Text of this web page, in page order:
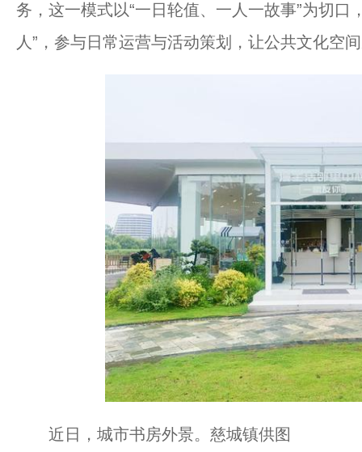
务，这一模式以“一日轮值、一人一故事”为切口
人”，参与日常运营与活动策划，让公共文化空
近日，城市书房外景。慈城镇供图